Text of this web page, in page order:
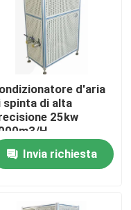
d'aria
spinta di alta
25kw
H
Invia richiesta